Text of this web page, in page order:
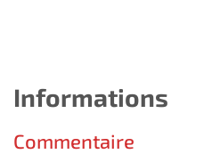
Informations
Commentaire